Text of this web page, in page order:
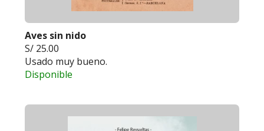
Aves sin nido
S/ 25.00
Usado muy bueno.
Disponible